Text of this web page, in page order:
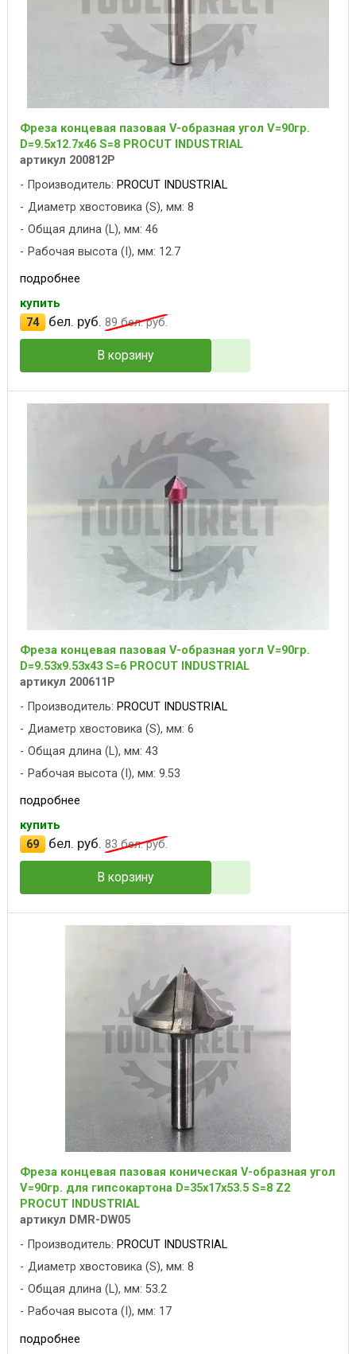
Фреза концевая пазовая V-образная угол V=90гр.
D=9.5x12.7x46 S=8 PROCUT INDUSTRIAL
артикул 200812P
Производитель: PROCUT INDUSTRIAL
Диаметр хвостовика (S), мм: 8
Общая длина (L), мм: 46
Рабочая высота (I), мм: 12.7
подробнее
купить
74
бел. руб. 89бел. руб.
В корзину
Фреза концевая пазовая V-образная уогл V=90гр.
D=9.53x9.53x43 S=6 PROCUT INDUSTRIAL
артикул 200611P
Производитель: PROCUT INDUSTRIAL
Диаметр хвостовика (S), мм: 6
Общая длина (L), мм: 43
Рабочая высота (I), мм: 9.53
подробнее
купить
69
бел. руб. 83бел. руб.
В корзину
Фреза концевая пазовая коническая V-образная угол
V=90гр. для гипсокартона D=35x17x53.5 S=8 Z2
PROCUT INDUSTRIAL
артикул DMR-DW05
Производитель: PROCUT INDUSTRIAL
Диаметр хвостовика (S), мм: 8
Общая длина (L), мм: 53.2
Рабочая высота (I), мм: 17
подробнее